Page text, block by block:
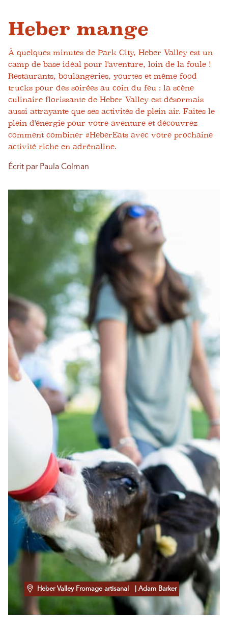
Heber mange
À quelques minutes de Park City, Heber Valley est un
camp de base idéal pour l'aventure, loin de la foule !
Restaurants, boulangeries, yourtes et même food
trucks pour des soirées au coin du feu : la scène
culinaire florissante de Heber Valley est désormais
aussi attrayante que ses activités de plein air. Faites le
plein d'énergie pour votre aventure et découvrez
comment combiner #HeberEats avec votre prochaine
activité riche en adrénaline.
Écrit par Paula Colman
Heber Valley Fromage artisanal | Adam Barker